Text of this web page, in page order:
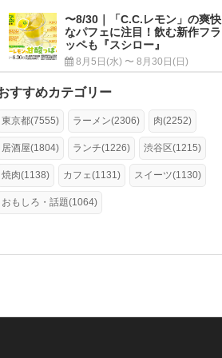
〜8/30｜「C.C.レモン」の爽快
なパフェに注目！飲む新作フラ
ッペも『スシロー』
8月5日(水) 〜 8月30日(日)
すすめカテゴリー
東京都(7555) ラーメン(2306) 肉(2252)
居酒屋(1804) ランチ(1226) 渋谷区(1215)
焼肉(1138) カフェ(1131) スイーツ(1130)
おもしろ・話題(1064)